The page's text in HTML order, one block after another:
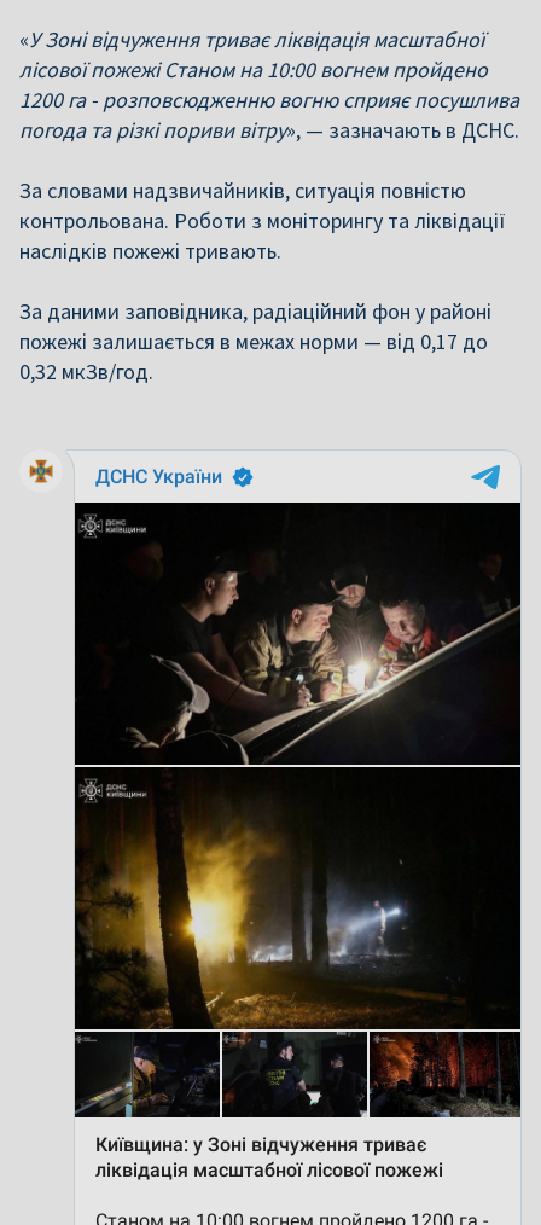
«У Зоні відчуження триває ліквідація масштабної
лісової пожежі Станом на 10:00 вогнем пройдено
1200 га - розповсюдженню вогню сприяє посушлива
погода та різкі пориви вітру», — зазначають в ДСНС.
За словами надзвичайників, ситуація повністю
контрольована. Роботи з моніторингу та ліквідації
наслідків пожежі тривають.
За даними заповідника, радіаційний фон у районі
пожежі залишається в межах норми — від 0,17 до
0,32 мкЗв/год.